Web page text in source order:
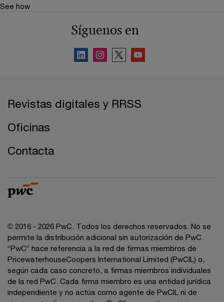
See how
Síguenos en
Revistas digitales y RRSS
Oficinas
Contacta
© 2016 - 2026 PwC. Todos los derechos reservados. No se
permite la distribución adicional sin autorización de PwC.
“PwC” hace referencia a la red de firmas miembros de
PricewaterhouseCoopers International Limited (PwCIL) o,
según cada caso concreto, a firmas miembros individuales
de la red PwC. Cada firma miembro es una entidad jurídica
independiente y no actúa como agente de PwCIL ni de